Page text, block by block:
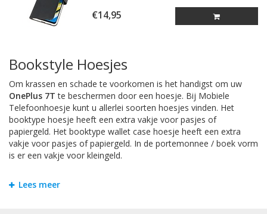
€14,95
Bookstyle Hoesjes
Om krassen en schade te voorkomen is het handigst om uw
OnePlus 7T te beschermen door een hoesje. Bij Mobiele
Telefoonhoesje kunt u allerlei soorten hoesjes vinden. Het
booktype hoesje heeft een extra vakje voor pasjes of
papiergeld. Het booktype wallet case hoesje heeft een extra
vakje voor pasjes of papiergeld. In de portemonnee / boek vorm
is er een vakje voor kleingeld.
TPU / Siliconen Hoesjes
Lees meer